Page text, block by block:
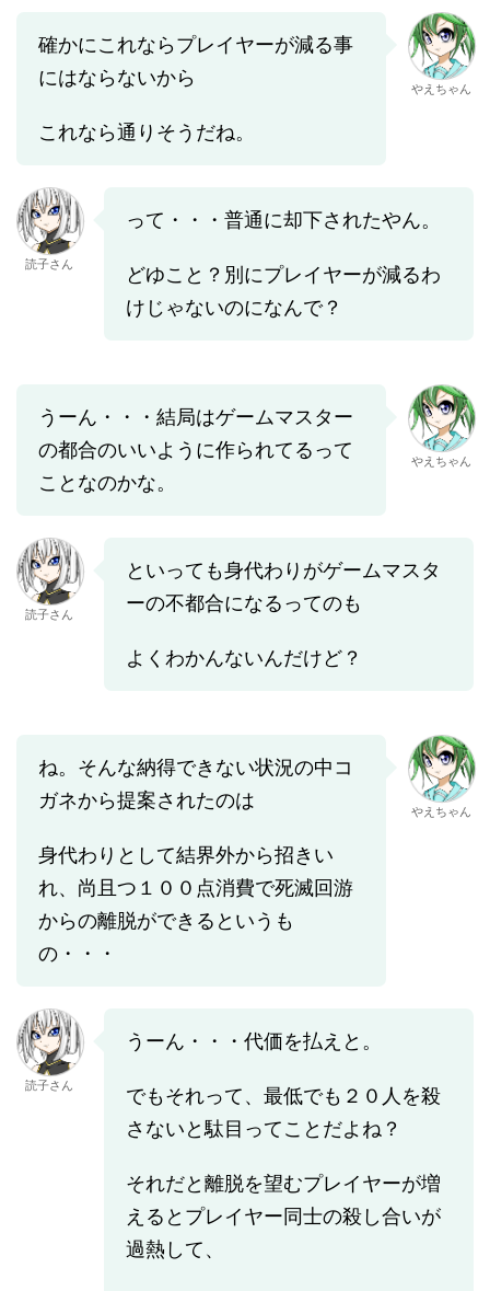
確かにこれならプレイヤーが減る事
にはならないから
これなら通りそうだね。
やえちゃん
読子さん
って・・・普通に却下されたやん。
どゆこと？別にプレイヤーが減るわ
けじゃないのになんで？
うーん・・・結局はゲームマスター
の都合のいいように作られてるって
ことなのかな。
やえちゃん
読子さん
といっても身代わりがゲームマスタ
ーの不都合になるってのも
よくわかんないんだけど？
ね。そんな納得できない状況の中コ
ガネから提案されたのは
身代わりとして結界外から招きい
れ、尚且つ１００点消費で死滅回游
からの離脱ができるというも
の・・・
やえちゃん
読子さん
うーん・・・代価を払えと。
でもそれって、最低でも２０人を殺
さないと駄目ってことだよね？
それだと離脱を望むプレイヤーが増
えるとプレイヤー同士の殺し合いが
過熱して、